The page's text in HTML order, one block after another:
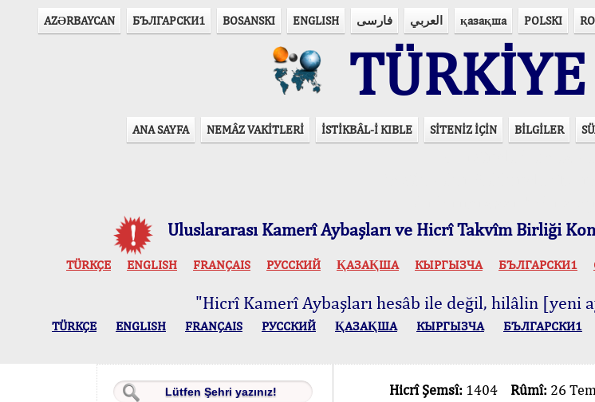
AZӘRBAYCAN БЪЛГАРСКИ1 BOSANSKI ENGLISH فارسی العربي қазақша POLSKI
ANA SAYFA NEMÂZ VAKİTLERİ İSTİKBÂL-İ KIBLE SİTENİZ İÇİN BİLGİLER
Uluslararası Kamerî Aybaşları ve Hicrî Takvîm Birliği
TÜRKÇE ENGLISH FRANÇAIS РУССКИЙ ҚАЗАҚША КЫPГЫЗЧA БЪЛГАРСКИ1
"Hicrî Kamerî Aybaşları hesâb ile değil, hilâlin [yeni
TÜRKÇE ENGLISH FRANÇAIS РУССКИЙ ҚАЗАҚША КЫPГЫЗЧA БЪЛГАРСКИ1
Hicrî Şemsî: 1404 Rûmî: 26